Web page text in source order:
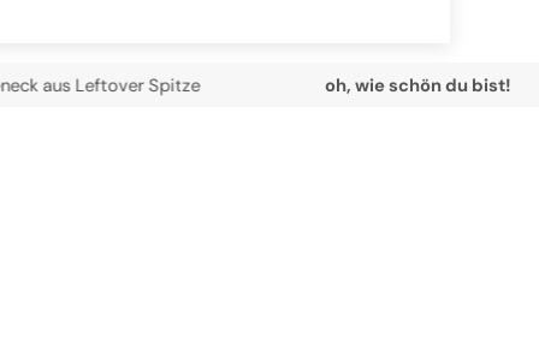
Spitze oh, wie schön du bist!